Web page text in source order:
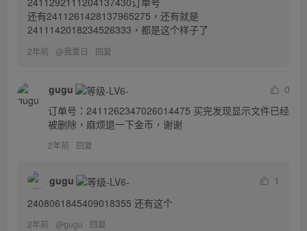
还有2411261428137965275，还有就是
2411142018234526333，都是这个样子了
2年前 @我爱日 回复
gugu
0
订单号：2411262347026014475 买完发现显示文件已经
被删除，麻烦退一下金币，谢谢
2年前 回复
gugu
1
2408061845409018355 还有这个
2年前 @gugu 回复